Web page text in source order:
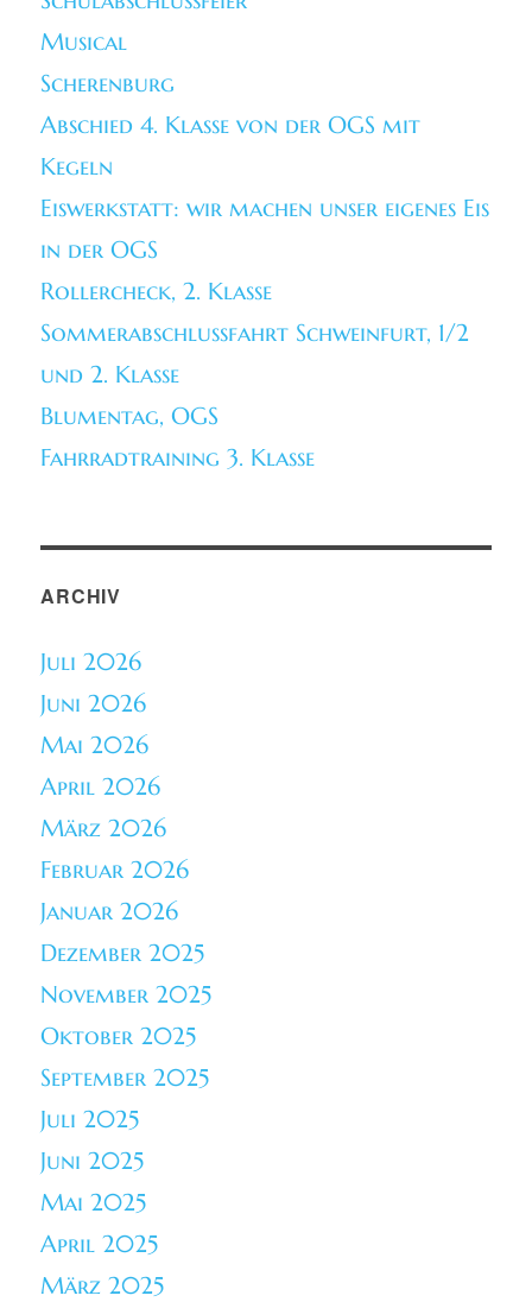
Musical
Scherenburg
Abschied 4. Klasse von der OGS mit
Kegeln
Eiswerkstatt: wir machen unser eigenes Eis
in der OGS
Rollercheck, 2. Klasse
Sommerabschlussfahrt Schweinfurt, 1/2
und 2. Klasse
Blumentag, OGS
Fahrradtraining 3. Klasse
ARCHIV
Juli 2026
Juni 2026
Mai 2026
April 2026
März 2026
Februar 2026
Januar 2026
Dezember 2025
November 2025
Oktober 2025
September 2025
Juli 2025
Juni 2025
Mai 2025
April 2025
März 2025